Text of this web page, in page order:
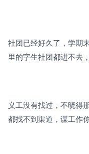
社团已经好久了，学期
里的字生社团都进不去
义工没有找过，不晓得
都找不到渠道，谋工作